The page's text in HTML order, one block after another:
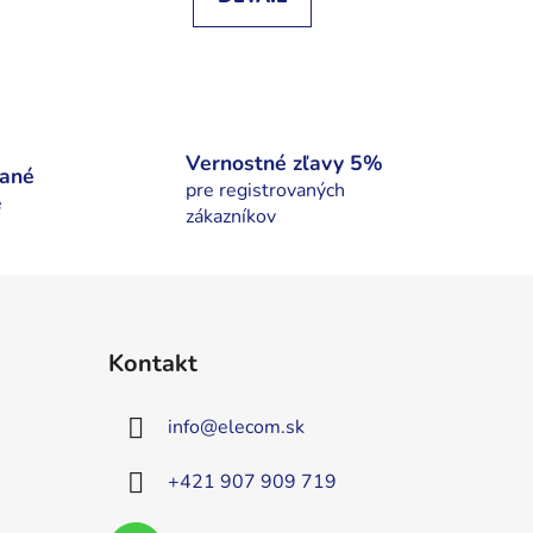
Vernostné zľavy 5%
pre registrovaných
zákazníkov
Kontakt
info@elecom.sk
+421 907 909 719